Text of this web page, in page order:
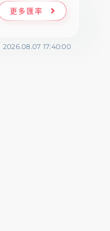
更多匯率
2026.08.07 17:40:00